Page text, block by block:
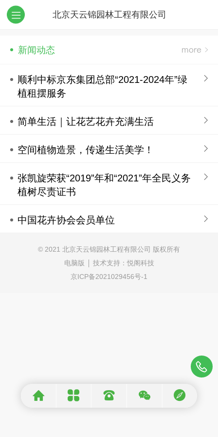
北京天云锦园林工程有限公司
新闻动态
顺利中标京东集团总部“2021-2024年”绿
植租摆服务
简单生活｜让花艺花卉充满生活
空间植物造景，传递生活美学！
张凯旋荣获“2019”年和“2021”年全民义务
植树尽责证书
中国花卉协会会员单位
© 2021 北京天云锦园林工程有限公司 版权所有
电脑版
技术支持： 悦阁科技
京ICP备2021029456号-1